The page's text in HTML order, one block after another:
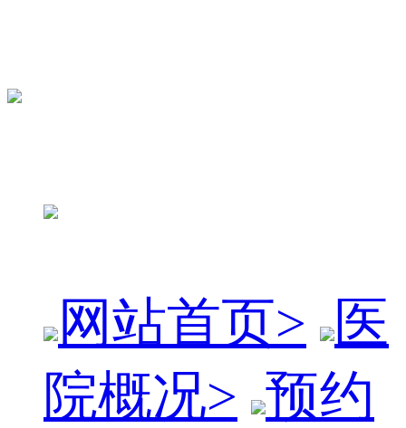
网站首页>
医
院概况> 预约